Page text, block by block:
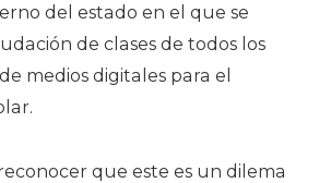
del estado en el que se
de clases de todos los
medios digitales para el
que este es un dilema